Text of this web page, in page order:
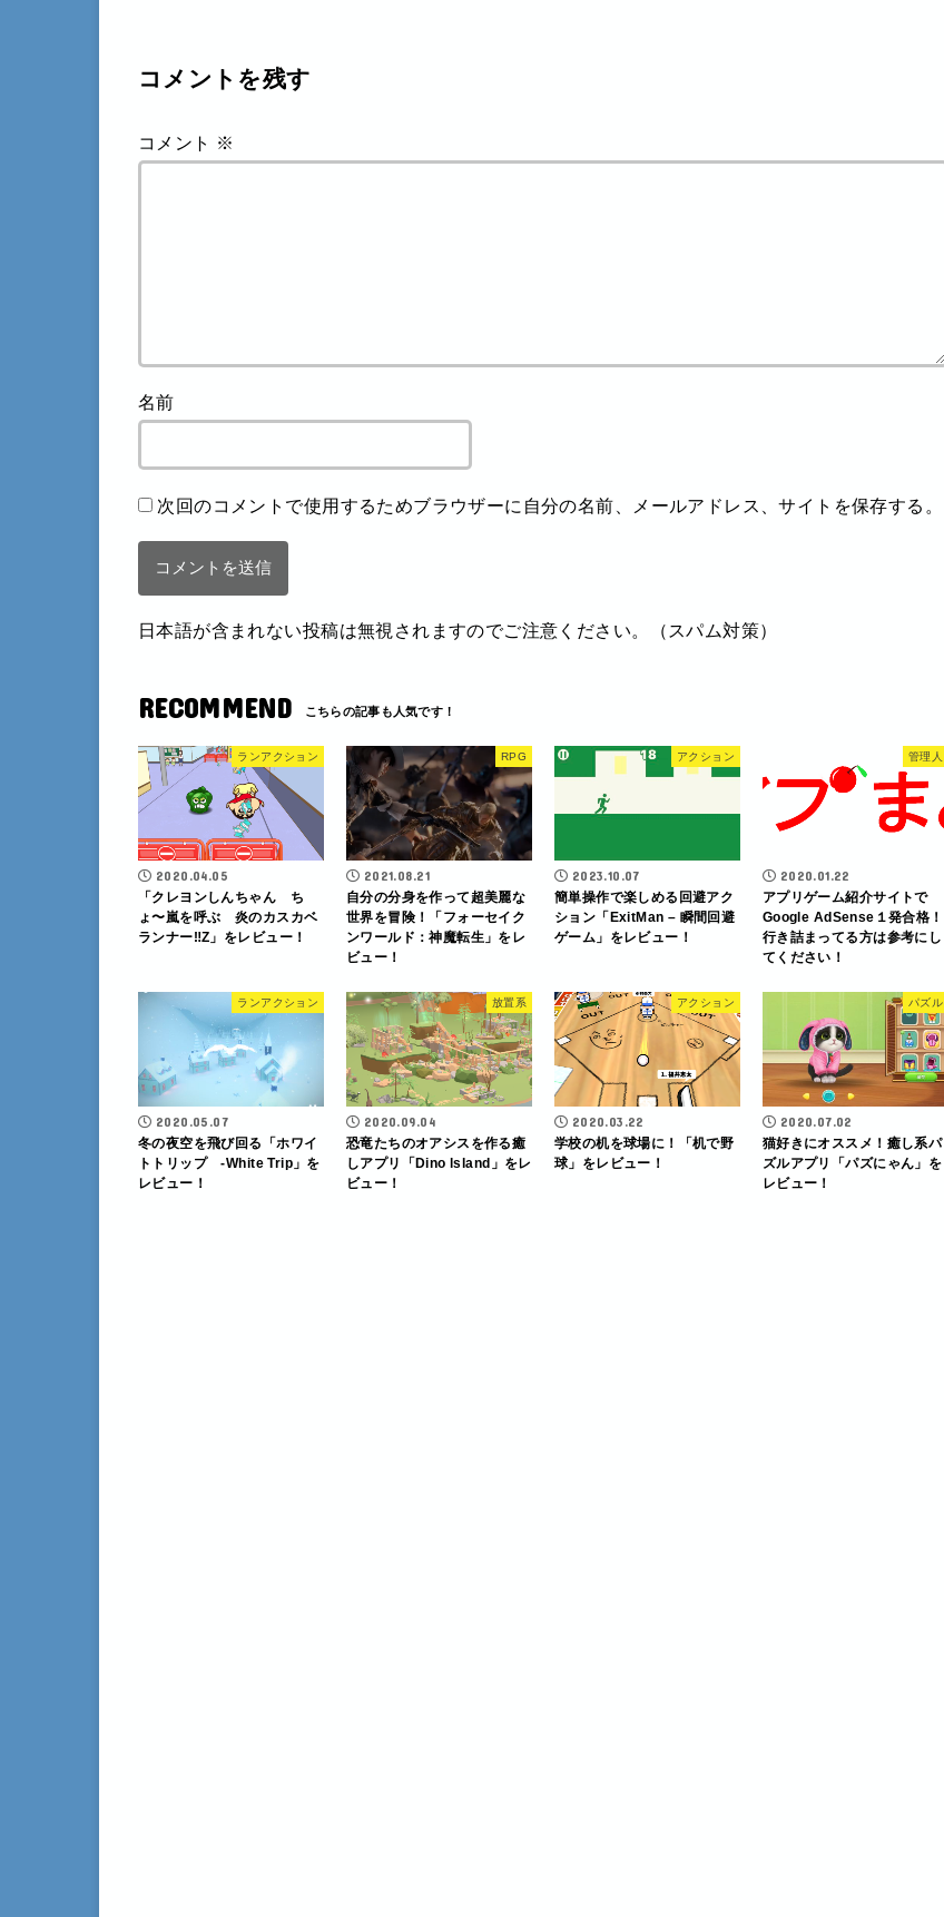
コメントを残す
コメント ※
名前
次回のコメントで使用するためブラウザーに自分の名前、メールアドレス、サイトを保存する。
日本語が含まれない投稿は無視されますのでご注意ください。（スパム対策）
RECOMMEND
ランアクション
2020.04.05
「クレヨンしんちゃん ち
ょ〜嵐を呼ぶ 炎のカスカベ
ランナー‼︎Z」をレビュー！
RPG
2021.08.21
自分の分身を作って超美麗な
世界を冒険！「フォーセイク
ンワールド：神魔転生」をレ
ビュー！
アクション
2023.10.07
簡単操作で楽しめる回避アク
ション「ExitMan – 瞬間回避
ゲーム」をレビュー！
管理人
2020.01.22
アプリゲーム紹介サイトで
Google AdSense１発合格！
行き詰まってる方は参考にし
てください！
ランアクション
2020.05.07
冬の夜空を飛び回る「ホワイ
トトリップ -White Trip」を
レビュー！
放置系
2020.09.04
恐竜たちのオアシスを作る癒
しアプリ「Dino lsland」をレ
ビュー！
アクション
2020.03.22
学校の机を球場に！「机で野
球」をレビュー！
パズル
2020.07.02
猫好きにオススメ！癒し系パ
ズルアプリ「パズにゃん」を
レビュー！